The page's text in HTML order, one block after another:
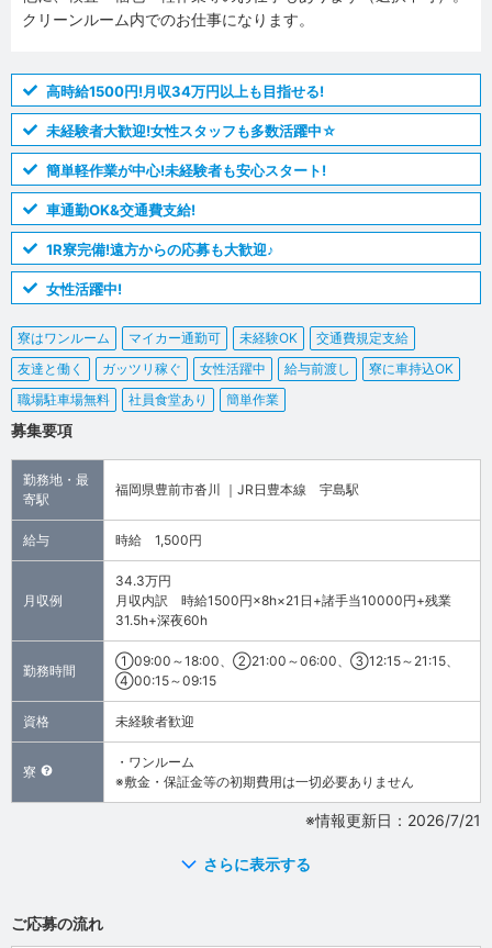
クリーンルーム内でのお仕事になります。
高時給1500円!月収34万円以上も目指せる!
未経験者大歓迎!女性スタッフも多数活躍中☆
簡単軽作業が中心!未経験者も安心スタート!
車通勤OK&交通費支給!
1R寮完備!遠方からの応募も大歓迎♪
女性活躍中!
寮はワンルーム マイカー通勤可 未経験OK
交通費規定支給
友達と働く
ガッツリ稼ぐ 女性活躍中 給与前渡し
寮に車持込OK
職場駐車場無料
社員食堂あり 簡単作業
募集要項
勤務地・最
寄駅
福岡県豊前市沓川 ｜JR日豊本線 宇島駅
給与 時給 1,500円
月収例
34.3万円
月収内訳 時給1500円×8h×21日+諸手当10000円+残業
31.5h+深夜60h
勤務時間
①09:00～18:00、②21:00～06:00、③12:15～21:15、
④00:15～09:15
資格 未経験者歓迎
寮
・ワンルーム
※敷金・保証金等の初期費用は一切必要ありません
※情報更新日：2026/7/21
さらに表示する
ご応募の流れ